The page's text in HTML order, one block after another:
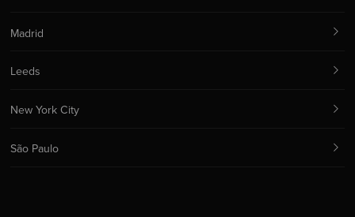
Madrid
Leeds
New York City
São Paulo